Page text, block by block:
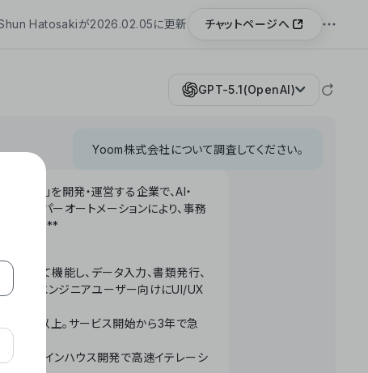
Hatosakiが2026.02.05に更新 チャットページへ
GPT-5.1(OpenAI)
Yoom株式会社について調査してください。
」を開発・運営する企業で、AI・
ハイパーオートメーションにより、事務
います。**
として機能し、データ入力、書類発行、
化。非エンジニアユーザー向けにUI/UX
以上。サービス開始から3年で急
完結。インハウス開発で高速イテレーシ